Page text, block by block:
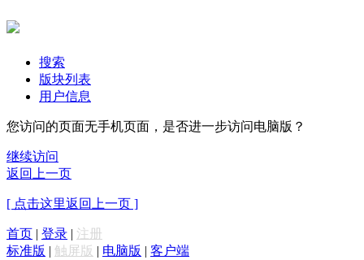
搜索
版块列表
用户信息
您访问的页面无手机页面，是否进一步访问电脑版？
继续访问
返回上一页
[ 点击这里返回上一页 ]
首页 | 登录 | 注册
标准版 | 触屏版 | 电脑版 | 客户端